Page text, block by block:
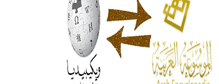
- هل تعلم أن المرجان إفراز حيواني يتكون في البحر ويتركب
من مادة كربونات الكلسيوم، وهو أحمر أو شديد الحمرة وهو
أجود أنواعه، ويمتاز بكبر الحجم ويسمى الش